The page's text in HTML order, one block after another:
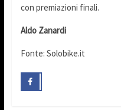
con premiazioni finali.
Aldo Zanardi
Fonte: Solobike.it